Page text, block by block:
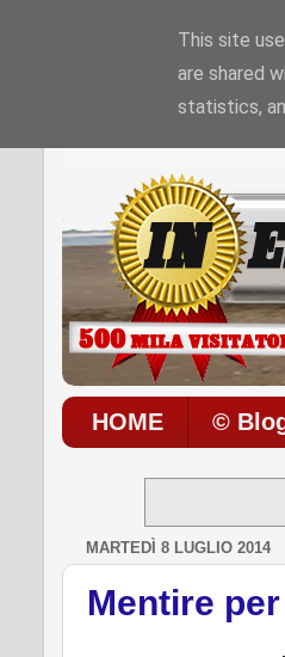
6:28:53
HOME ©
MARTEDÌ 8 LUGLIO 2014
Mentire
This site
are shared
statistics,